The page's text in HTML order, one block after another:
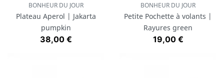
BONHEUR DU JOUR
Plateau Aperol | Jakarta
pumpkin
Prix
38,00 €
BONHEUR DU JOUR
Petite Pochette à volants |
Rayures green
Prix
19,00 €